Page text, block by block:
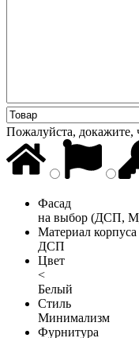
Пожалуйста, докажите,
Фасад
на выбор (ДСП,
Материал корпуса
ДСП
Цвет
<
Белый
Стиль
Минимализм
Фурнитура